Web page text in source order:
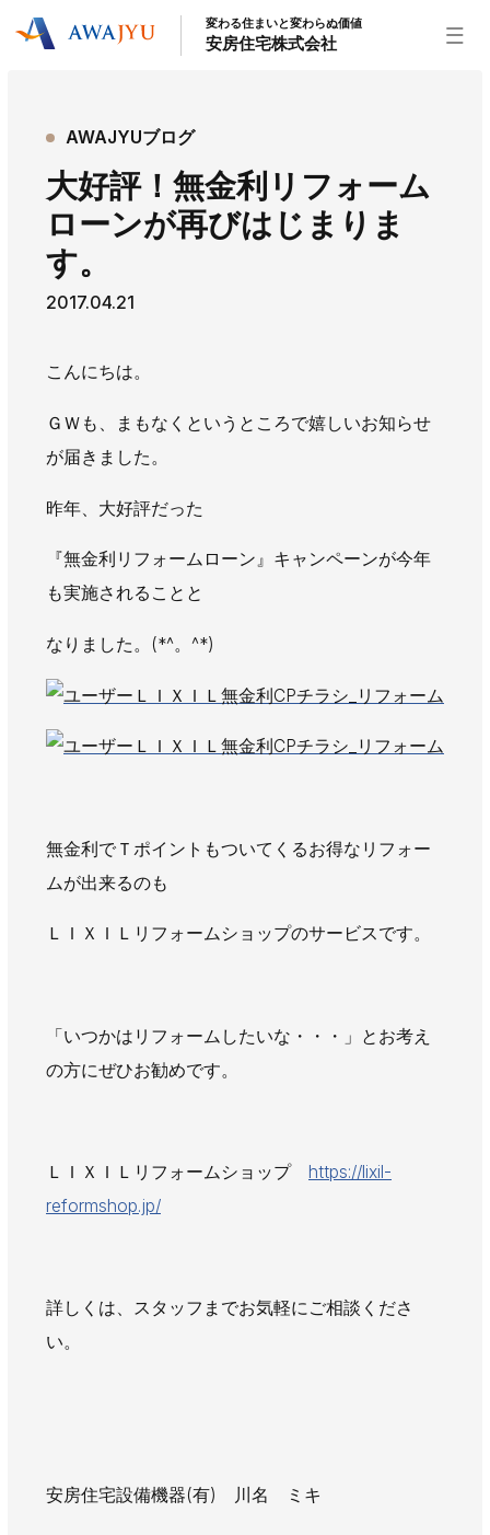
リフォーム事業 外装事業
新築住宅事業
不動産事業
インテリア事業
給湯器事業
大型物件事業
安房住宅について
お知らせ
AWAJYUブログ
安房住まいる
大型工事施工事例
採用情報
新卒・第二新卒採用
協力会社募集
お問い合わせ
変わる住まいと変わらぬ価値
安房住宅株式会社
AWAJYUブログ
大好評！無金利リフォーム
ローンが再びはじまりま
す。
2017.04.21
こんにちは。
ＧＷも、まもなくというところで嬉しいお知らせ
が届きました。
昨年、大好評だった
『無金利リフォームローン』キャンペーンが今年
も実施されることと
なりました。(*^。^*)
無金利でＴポイントもついてくるお得なリフォー
ムが出来るのも
ＬＩＸＩＬリフォームショップのサービスです。
「いつかはリフォームしたいな・・・」とお考え
の方にぜひお勧めです。
ＬＩＸＩＬリフォームショップ https://lixil-
reformshop.jp/
詳しくは、スタッフまでお気軽にご相談くださ
い。
安房住宅設備機器(有) 川名 ミキ